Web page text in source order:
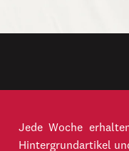
Jede Woche
Hintergrundartikel